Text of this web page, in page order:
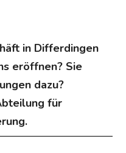
in Differdingen
eröffnen? Sie
dazu?
für